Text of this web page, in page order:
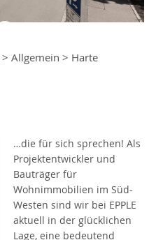
> Allgemein > Harte
…die für sich sprechen! Als
Projektentwickler und
Bauträger für
Wohnimmobilien im Süd-
Westen sind wir bei EPPLE
aktuell in der glücklichen
Lage, eine bedeutend